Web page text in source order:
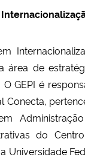
área de
GEPI é
Conecta,
do
Universidade